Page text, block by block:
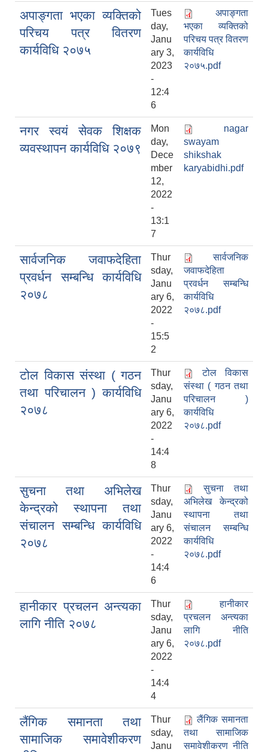
अपाङ्गता भएका व्यक्तिको
परिचय पत्र वितरण
कार्यविधि २०७५
Tues
day,
Janu
ary 3,
2023
-
12:4
6
अपाङ्गता
भएका व्यक्तिको
परिचय पत्र वितरण
कार्यविधि
२०७५.pdf
नगर स्वयं सेवक शिक्षक
व्यवस्थापन कार्यविधि २०७९
Mon
day,
Dece
mber
12,
2022
-
13:1
7
nagar
swayam
shikshak
karyabidhi.pdf
सार्वजनिक जवाफदेहिता
प्रवर्धन सम्बन्धि कार्यविधि
२०७८
Thur
sday,
Janu
ary 6,
2022
-
15:5
2
सार्वजनिक
जवाफदेहिता
प्रवर्धन सम्बन्धि
कार्यविधि
२०७८.pdf
टोल विकास संस्था ( गठन
तथा परिचालन ) कार्यविधि
२०७८
Thur
sday,
Janu
ary 6,
2022
-
14:4
8
टोल विकास
संस्था ( गठन तथा
परिचालन )
कार्यविधि
२०७८.pdf
सुचना तथा अभिलेख
केन्द्रको स्थापना तथा
संचालन सम्बन्धि कार्यविधि
२०७८
Thur
sday,
Janu
ary 6,
2022
-
14:4
6
सुचना तथा
अभिलेख केन्द्रको
स्थापना तथा
संचालन सम्बन्धि
कार्यविधि
२०७८.pdf
हानीकार प्रचलन अन्त्यका
लागि नीति २०७८
Thur
sday,
Janu
ary 6,
2022
-
14:4
4
हानीकार
प्रचलन अन्त्यका
लागि नीति
२०७८.pdf
लैंगिक समानता तथा
सामाजिक समावेशीकरण
Thur
sday,
Janu
लैंगिक समानता
तथा सामाजिक
समावेशीकरण नीति